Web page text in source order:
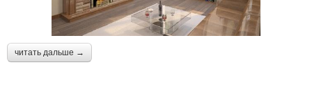
читать дальше →